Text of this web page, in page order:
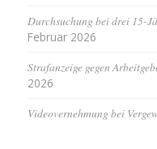
Durchsuchung bei drei 15-
Februar 2026
Strafanzeige gegen
2026
Videovernehmung bei